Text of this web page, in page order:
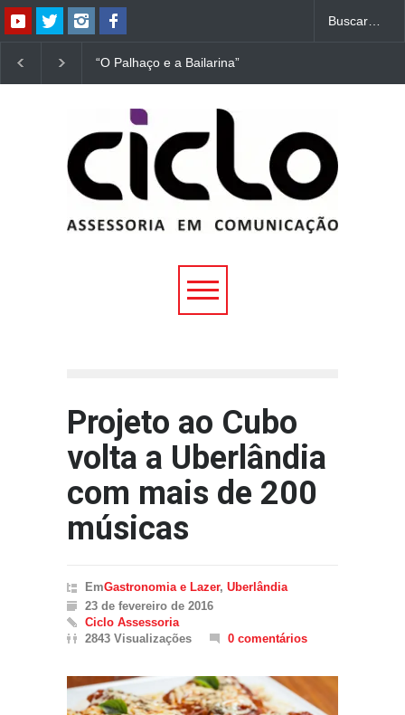
“O Palhaço e a Bailarina”
estreia hoje (1º) em
Uberlândia
Uberlândia
Projeto ao Cubo
volta a Uberlândia
com mais de 200
músicas
EmGastronomia e Lazer, Uberlândia
23 de fevereiro de 2016
Ciclo Assessoria
2843 Visualizações
0 comentários